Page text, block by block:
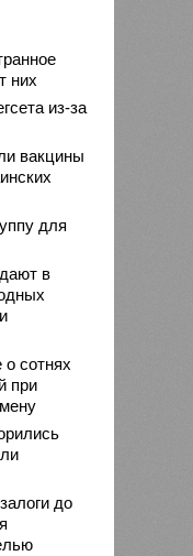
них
из-за
вакцины
для
в
сотнях
при
до